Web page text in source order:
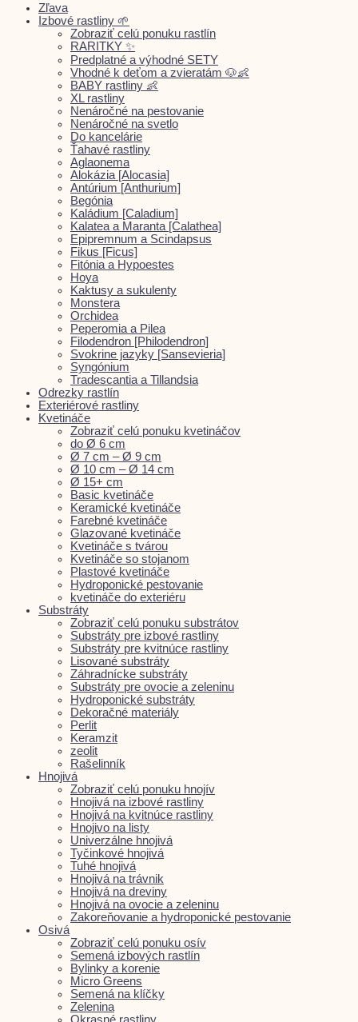
Zľava
Izbové rastliny 🌱
Zobraziť celú ponuku rastlín
RARITKY ✨
Predplatné a výhodné SETY
Vhodné k deťom a zvieratám 🐶👶
BABY rastliny 👶
XL rastliny
Nenáročné na pestovanie
Nenáročné na svetlo
Do kancelárie
Ťahavé rastliny
Aglaonema
Alokázia [Alocasia]
Antúrium [Anthurium]
Begónia
Kaládium [Caladium]
Kalatea a Maranta [Calathea]
Epipremnum a Scindapsus
Fikus [Ficus]
Fitónia a Hypoestes
Hoya
Kaktusy a sukulenty
Monstera
Orchidea
Peperomia a Pilea
Filodendron [Philodendron]
Svokrine jazyky [Sansevieria]
Syngónium
Tradescantia a Tillandsia
Odrezky rastlín
Exteriérové rastliny
Kvetináče
Zobraziť celú ponuku kvetináčov
do Ø 6 cm
Ø 7 cm – Ø 9 cm
Ø 10 cm – Ø 14 cm
Ø 15+ cm
Basic kvetináče
Keramické kvetináče
Farebné kvetináče
Glazované kvetináče
Kvetináče s tvárou
Kvetináče so stojanom
Plastové kvetináče
Hydroponické pestovanie
kvetináče do exteriéru
Substráty
Zobraziť celú ponuku substrátov
Substráty pre izbové rastliny
Substráty pre kvitnúce rastliny
Lisované substráty
Záhradnícke substráty
Substráty pre ovocie a zeleninu
Hydroponické substráty
Dekoračné materiály
Perlit
Keramzit
zeolit
Rašelinník
Hnojivá
Zobraziť celú ponuku hnojív
Hnojivá na izbové rastliny
Hnojivá na kvitnúce rastliny
Hnojivo na listy
Univerzálne hnojivá
Tyčinkové hnojivá
Tuhé hnojivá
Hnojivá na trávnik
Hnojivá na dreviny
Hnojivá na ovocie a zeleninu
Zakoreňovanie a hydroponické pestovanie
Osivá
Zobraziť celú ponuku osív
Semená izbových rastlín
Bylinky a korenie
Micro Greens
Semená na klíčky
Zelenina
Okrasné rastliny